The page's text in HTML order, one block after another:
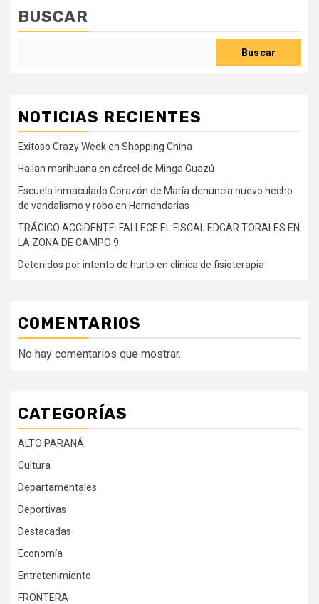
BUSCAR
Buscar
NOTICIAS RECIENTES
Exitoso Crazy Week en Shopping China
Hallan marihuana en cárcel de Minga Guazú
Escuela Inmaculado Corazón de María denuncia nuevo hecho
de vandalismo y robo en Hernandarias
TRÁGICO ACCIDENTE: FALLECE EL FISCAL EDGAR TORALES EN
LA ZONA DE CAMPO 9
Detenidos por intento de hurto en clínica de fisioterapia
COMENTARIOS
No hay comentarios que mostrar.
CATEGORÍAS
ALTO PARANÁ
Cultura
Departamentales
Deportivas
Destacadas
Economía
Entretenimiento
FRONTERA